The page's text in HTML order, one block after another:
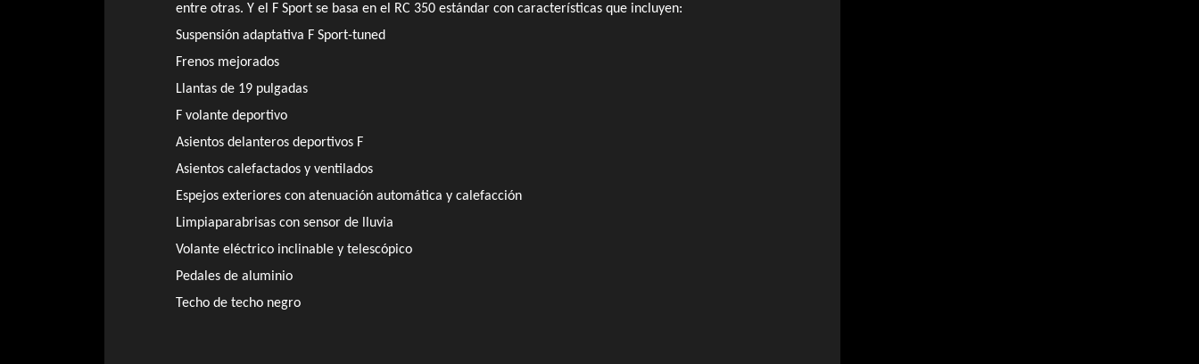
entre otras. Y el F Sport se basa en el RC 350 estándar con características que incluyen:
Suspensión adaptativa F Sport-tuned
Frenos mejorados
Llantas de 19 pulgadas
F volante deportivo
Asientos delanteros deportivos F
Asientos calefactados y ventilados
Espejos exteriores con atenuación automática y calefacción
Limpiaparabrisas con sensor de lluvia
Volante eléctrico inclinable y telescópico
Pedales de aluminio
Techo de techo negro